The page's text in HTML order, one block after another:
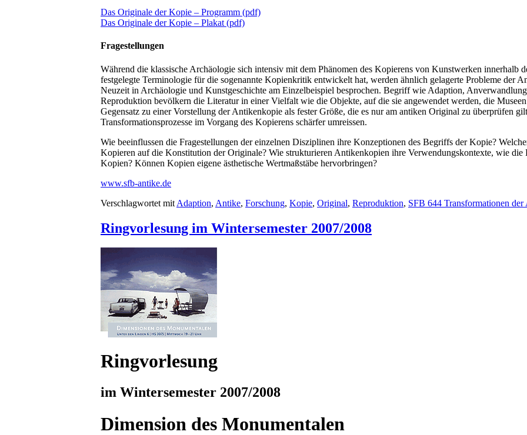
Das Originale der Kopie – Programm (pdf)
Das Originale der Kopie – Plakat (pdf)
Fragestellungen
Während die klassische Archäologie sich intensiv mit dem Phänomen des Kopierens von Kunstwerken innerhalb
festgelegte Terminologie für die sogenannte Kopienkritik entwickelt hat, werden ähnlich gelagerte Probleme der
Neuzeit in Archäologie und Kunstgeschichte am Einzelbeispiel besprochen. Begriff wie Adaption,
Reproduktion bevölkern die Literatur in einer Vielfalt wie die Objekte, auf die sie angewendet werden, die
Gegensatz zu einer Vorstellung der Antikenkopie als fester Größe, die es nur am antiken Original zu überprüfen
Transformationsprozesse im Vorgang des Kopierens schärfer umreissen.
Wie beeinflussen die Fragestellungen der einzelnen Disziplinen ihre Konzeptionen des Begriffs der Kopie?
Kopieren auf die Konstitution der Originale? Wie strukturieren Antikenkopien ihre Verwendungskontexte, wie die
Kopien? Können Kopien eigene ästhetische Wertmaßstäbe hervorbringen?
www.sfb-antike.de
Verschlagwortet mit Adaption, Antike, Forschung, Kopie, Original, Reproduktion, SFB 644 Transformationen der
Ringvorlesung im Wintersemester 2007/2008
Ringvorlesung
im Wintersemester 2007/2008
Dimension des Monumentalen